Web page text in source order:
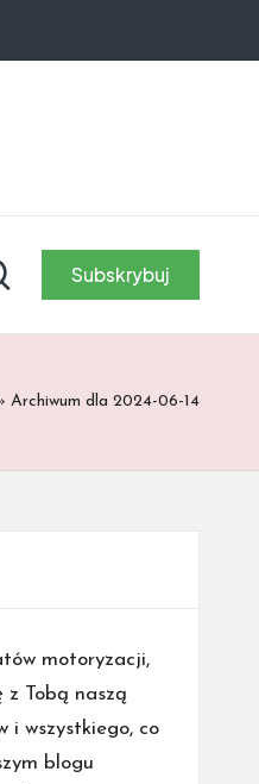
Subskrybuj
Archiwum dla 2024-06-14
motoryzacji,
z Tobą naszą
i wszystkiego, co
blogu